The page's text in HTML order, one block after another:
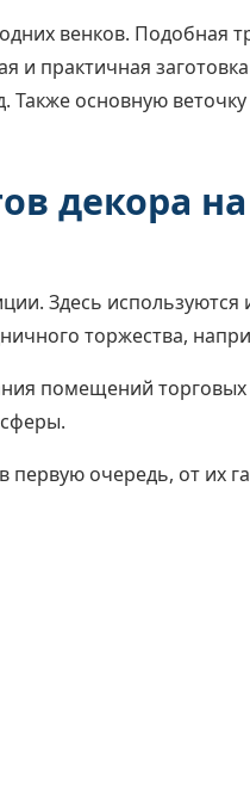
венков.
практичная
Также основную
декора
Здесь
торжества,
помещений
первую очередь, от их